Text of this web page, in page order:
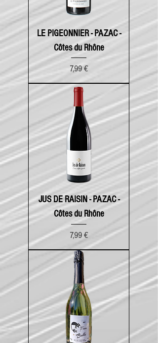
LE PIGEONNIER - PAZAC -
Côtes du Rhône
Prix
7,99 €
JUS DE RAISIN - PAZAC -
Côtes du Rhône
Prix
7,99 €